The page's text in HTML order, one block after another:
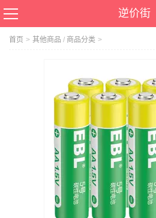
逆价街
首页 > 其他商品 / 商品分类 >